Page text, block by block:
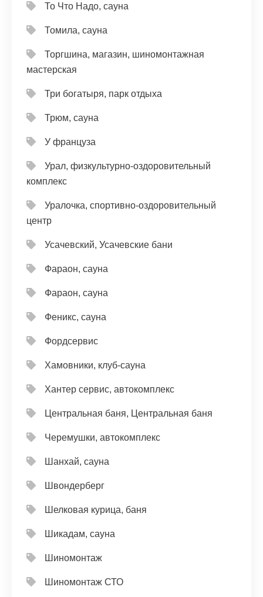
То Что Надо, сауна
Томила, сауна
Торгшина, магазин, шиномонтажная
мастерская
Три богатыря, парк отдыха
Трюм, сауна
У француза
Урал, физкультурно-оздоровительный
комплекс
Уралочка, спортивно-оздоровительный
центр
Усачевский, Усачевские бани
Фараон, сауна
Фараон, сауна
Феникс, сауна
Фордсервис
Хамовники, клуб-сауна
Хантер сервис, автокомплекс
Центральная баня, Центральная баня
Черемушки, автокомплекс
Шанхай, сауна
Швондерберг
Шелковая курица, баня
Шикадам, сауна
Шиномонтаж
Шиномонтаж СТО